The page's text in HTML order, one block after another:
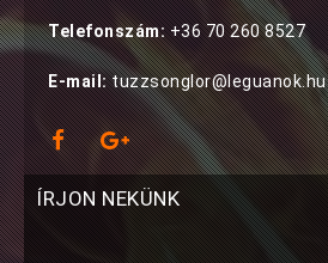
Telefonszám:+36 70 260 8527
E-mail:tuzzsonglor@leguanok.hu
ÍRJON NEKÜNK